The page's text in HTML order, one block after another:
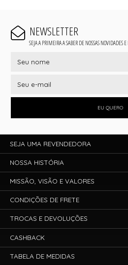
NEWSLETTER
SEJA A PRIMEIRA A SABER DE NOSSAS NOVIDADES E
EU QUERO
SEJA UMA REVENDEDORA
NOSSA HISTÓRIA
MISSÃO, VISÃO E VALORES
CONDIÇÕES DE FRETE
TROCAS E DEVOLUÇÕES
CASHBACK
TABELA DE MEDIDAS